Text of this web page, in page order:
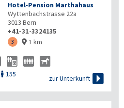
Hotel-Pension Marthahaus
Wyttenbachstrasse 22a
3013 Bern
+41-31-3324135
3  1 km
 155
zur Unterkunft 